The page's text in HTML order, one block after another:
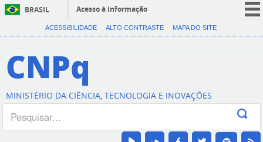
BRASIL
Acesso à informação
CORONAVÍRUS (COVID-19)
Canais
ACESSIBILIDADE ALTO CONTRASTE MAPA DO SITE
CNPq
MINISTÉRIO DA CIÊNCIA, TECNOLOGIA E INOVAÇÕES